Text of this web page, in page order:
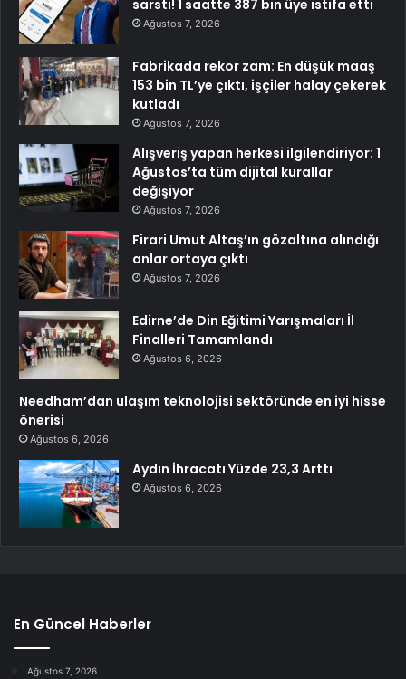
sarstı! 1 saatte 387 bin üye istifa etti
Ağustos 7, 2026
Fabrikada rekor zam: En düşük maaş
153 bin TL’ye çıktı, işçiler halay çekerek
kutladı
Ağustos 7, 2026
Alışveriş yapan herkesi ilgilendiriyor: 1
Ağustos’ta tüm dijital kurallar
değişiyor
Ağustos 7, 2026
Firari Umut Altaş’ın gözaltına alındığı
anlar ortaya çıktı
Ağustos 7, 2026
Edirne’de Din Eğitimi Yarışmaları İl
Finalleri Tamamlandı
Ağustos 6, 2026
Needham’dan ulaşım teknolojisi sektöründe en iyi hisse
önerisi
Ağustos 6, 2026
Aydın İhracatı Yüzde 23,3 Arttı
Ağustos 6, 2026
En Güncel Haberler
Ağustos 7, 2026